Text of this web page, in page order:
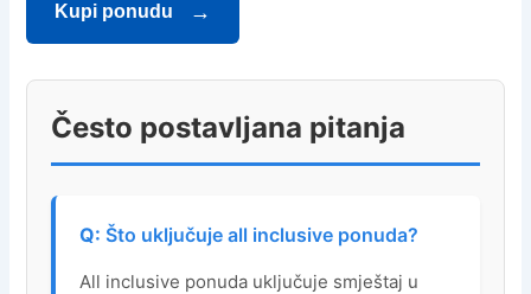
Kupi ponudu
Često postavljana pitanja
Što uključuje all inclusive ponuda?
All inclusive ponuda uključuje smještaj u